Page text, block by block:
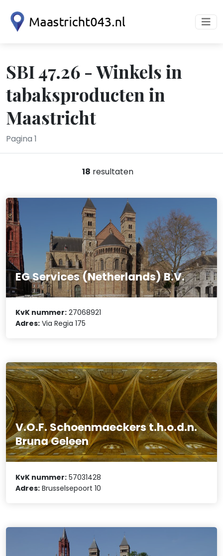
SBI 47.26 - Winkels in
tabaksproducten in
Maastricht
Pagina 1
18 resultaten
EG Services (Netherlands) B.V.
KvK nummer: 27068921
Adres: Via Regia 175
V.O.F. Schoenmaeckers t.h.o.d.n.
Bruna Geleen
KvK nummer: 57031428
Adres: Brusselsepoort 10